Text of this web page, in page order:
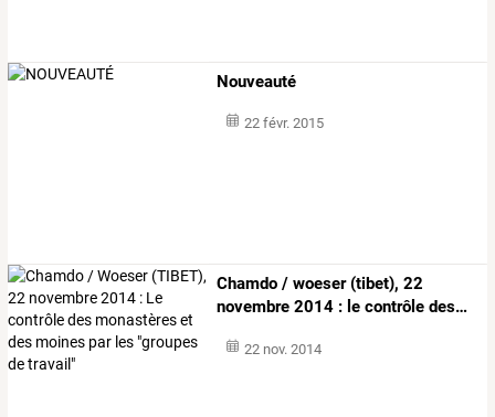
Nouveauté
22 févr. 2015
Chamdo / woeser(tibet), 22
novembre 2014 : le contrôle des…
22 nov. 2014